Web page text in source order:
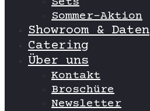
Sommer-Aktion
Showroom & Daten
Catering
Über uns
Kontakt
Broschüre
Newsletter